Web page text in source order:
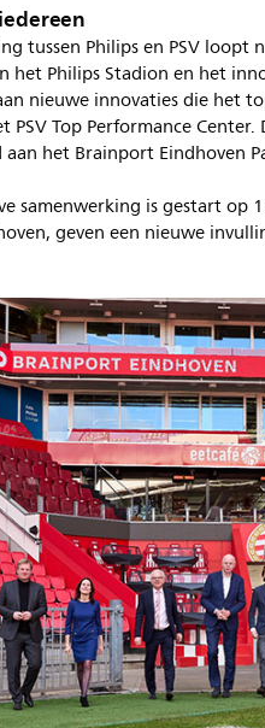
tussen Philips en PSV
het Philips Stadion en het
nieuwe innovaties die het
PSV Top Performance
het Brainport Eindhoven
samenwerking is gestart
geven een nieuwe